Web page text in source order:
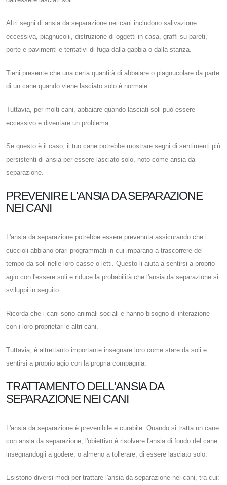
Altri segni di ansia da separazione nei cani includono salivazione
eccessiva, piagnucolii, distruzione di oggetti in casa, graffi su pareti,
porte e pavimenti e tentativi di fuga dalla gabbia o dalla stanza.
Tieni presente che una certa quantità di abbaiare o piagnucolare da parte
di un cane quando viene lasciato solo è normale.
Tuttavia, per molti cani, abbaiare quando lasciati soli può essere
eccessivo e diventare un problema.
Se questo è il caso, il tuo cane potrebbe mostrare segni di sentimenti più
persistenti di ansia per essere lasciato solo, noto come ansia da
separazione.
PREVENIRE L'ANSIA DA SEPARAZIONE
NEI CANI
L'ansia da separazione potrebbe essere prevenuta assicurando che i
cuccioli abbiano orari programmati in cui imparano a trascorrere del
tempo da soli nelle loro casse o letti. Questo li aiuta a sentirsi a proprio
agio con l'essere soli e riduce la probabilità che l'ansia da separazione si
sviluppi in seguito.
Ricorda che i cani sono animali sociali e hanno bisogno di interazione
con i loro proprietari e altri cani.
Tuttavia, è altrettanto importante insegnare loro come stare da soli e
sentirsi a proprio agio con la propria compagnia.
TRATTAMENTO DELL'ANSIA DA
SEPARAZIONE NEI CANI
L'ansia da separazione è prevenibile e curabile. Quando si tratta un cane
con ansia da separazione, l'obiettivo è risolvere l'ansia di fondo del cane
insegnandogli a godere, o almeno a tollerare, di essere lasciato solo.
Esistono diversi modi per trattare l'ansia da separazione nei cani, tra cui: